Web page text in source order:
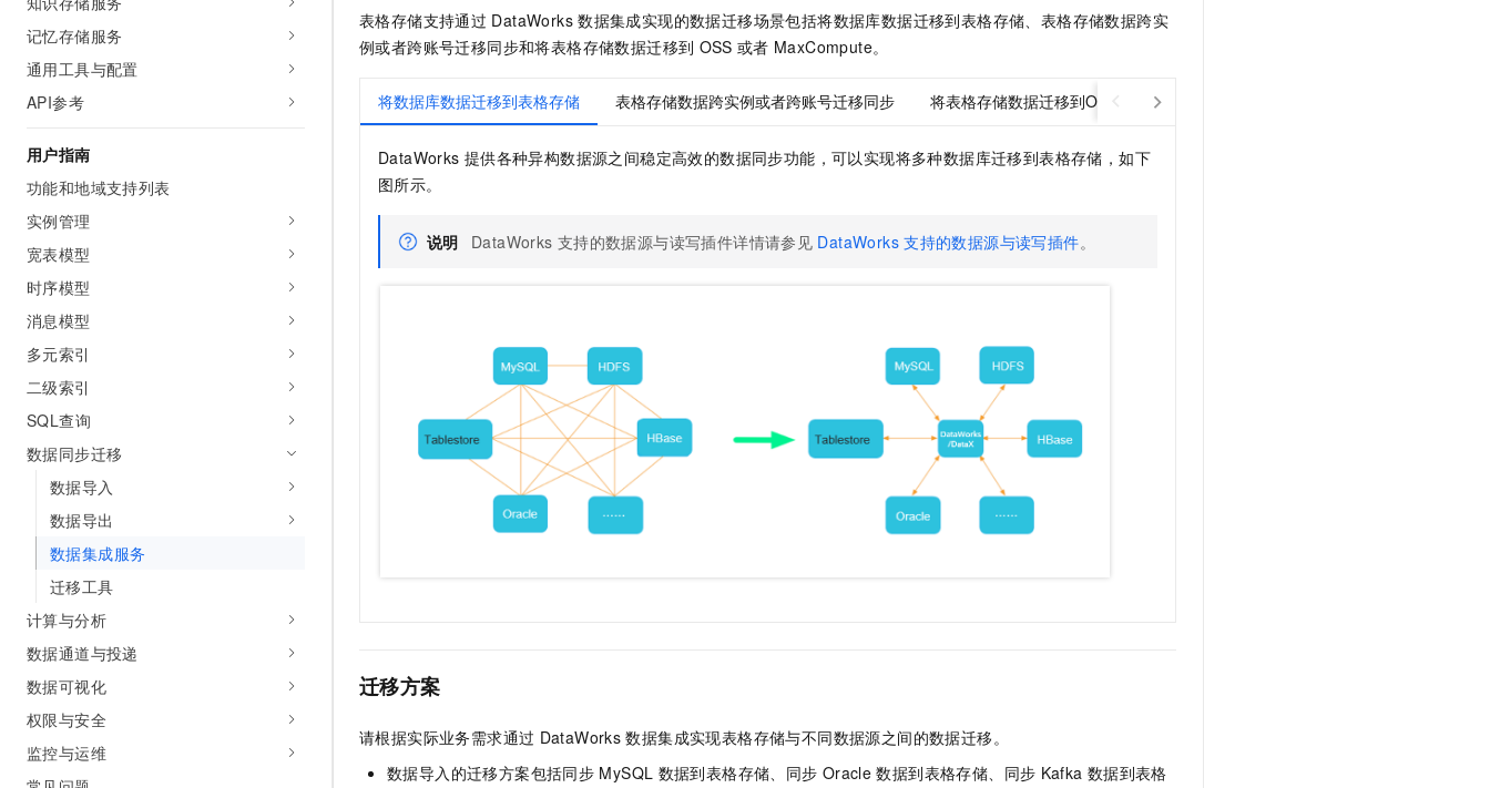
记忆存储服务
通用工具与配置
API参考
用户指南
功能和地域支持列表
实例管理
宽表模型
时序模型
消息模型
多元索引
二级索引
SQL查询
数据同步迁移
数据导入
数据导出
数据集成服务
迁移工具
计算与分析
数据通道与投递
数据可视化
权限与安全
监控与运维
表格存储支持通过 DataWorks 数据集成实现的数据迁移场景包括将数据库数据迁移到表格存储、表格存储数据跨实
例或者跨账号迁移同步和将表格存储数据迁移到 OSS 或者 MaxCompute。
将数据库数据迁移到表格存储 表格存储数据跨实例或者跨账号迁移同步 将表格存储数据迁移到OSS或者MaxCompute
DataWorks 提供各种异构数据源之间稳定高效的数据同步功能，可以实现将多种数据库迁移到表格存储 ，如下
图所示。
说明 DataWorks 支持的数据源与读写插件详情请参见 DataWorks 支持的数据源与读写插件。
迁移方案
请根据实际业务需求通过 DataWorks 数据集成实现表格存储与不同数据源之间的数据迁移。
数据导入的迁移方案包括同步 MySQL 数据到表格存储、同步 Oracle 数据到表格存储、同步 Kafka 数据到表格
大模型服务
个人版上线、团队版降价；千问3.8-Max首发发尝鲜
千问AI平台-模型体验
在线体验全尺寸、多种模态的模型效果
Happy 系列大模型
新一代 AI 视频生成模型，深度适配广告营销等场景
AI 应用构建
丰富多元化的应用模版和解决方案
大模型服务平台百炼-智能体
AI Native 的算法工程平台，一站式完成建模、训练、推理服务部署
大模型原生应用
面向真实软件的智能体编程平台
万有无界
云端极速 AI 应用创作平台
快速部署 Dify，高效搭建 AI 应用
依托云原生高可用架构,实现Dify私有化部署
10 分钟在聊天系统中增加一个 AI 助手
在企业官网、通讯软件中为客户提供 AI 客服
即刻拥有 DeepSeek-R1 满血版
多模态数据信息提取
超强辅助，Bolt.diy 一步搞定创意建站
中间件
大数据计算
媒体服务
企业服务与云通信
域名与网站
终端用户计算
Serverless
开发工具
迁移与运维管理
专有云
上云与迁云
企业出海
140+云产品 免费试用
产品新客免费试用，最长12个月
大模型ACA认证体验
智能客服
AI空中课堂在线直播课堂（旗舰版）
行业生态解决方案
开发者生态解决方案
CRM
400电话
SUSE
定制建站
定制小程序